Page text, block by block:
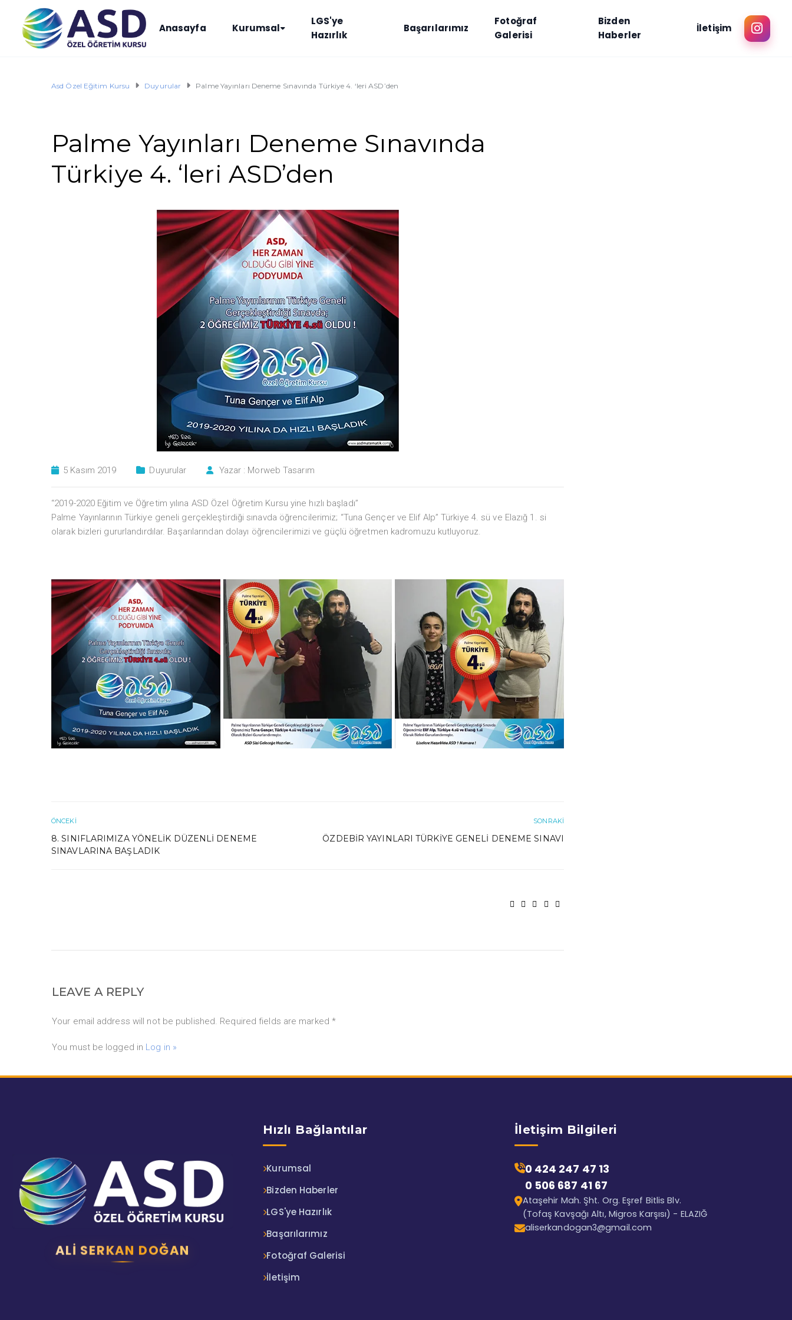
Anasayfa Kurumsal
LGS'ye
Hazırlık
Başarılarımız
Fotoğraf
Galerisi
Bizden
Haberler
İletişim
Asd Özel Eğitim Kursu Duyurular Palme Yayınları Deneme Sınavında Türkiye 4. ‘leri ASD’den
Palme Yayınları Deneme Sınavında
Türkiye 4. ‘leri ASD’den
5 Kasım 2019 Duyurular Yazar : Morweb Tasarım
“2019-2020 Eğitim ve Öğretim yılına ASD Özel Öğretim Kursu yine hızlı başladı”
Palme Yayınlarının Türkiye geneli gerçekleştirdiği sınavda öğrencilerimiz; “Tuna Gençer ve Elif Alp” Türkiye 4. sü ve Elazığ 1. si
olarak bizleri gururlandırdılar. Başarılarından dolayı öğrencilerimizi ve güçlü öğretmen kadromuzu kutluyoruz.
ÖNCEKI
8. SINIFLARIMIZA YÖNELIK DÜZENLI DENEME
SINAVLARINA BAŞLADIK
SONRAKI
ÖZDEBIR YAYINLARI TÜRKIYE GENELI DENEME SINAVI
LEAVE A REPLY
Your email address will not be published. Required fields are marked *
You must be logged in Log in »
ALI SERKAN DOĞAN
Hızlı Bağlantılar
Kurumsal
Bizden Haberler
LGS'ye Hazırlık
Başarılarımız
Fotoğraf Galerisi
İletişim
İletişim Bilgileri
0 424 247 47 13
0 506 687 41 67
Ataşehir Mah. Şht. Org. Eşref Bitlis Blv.
(Tofaş Kavşağı Altı, Migros Karşısı) - ELAZIĞ
aliserkandogan3@gmail.com